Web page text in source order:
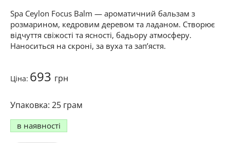
Spa Ceylon Focus Balm — ароматичний бальзам з
розмарином, кедровим деревом та ладаном. Створює
відчуття свіжості та ясності, бадьору атмосферу.
Наноситься на скроні, за вуха та зап’ястя.
Ціна: 693 грн
25 грам
в наявності